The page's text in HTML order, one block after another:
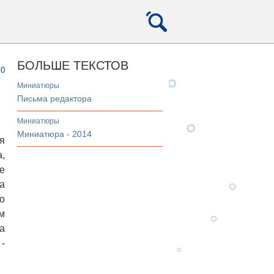
0 БОЛЬШЕ ТЕКСТОВ
миниатюры
Письма редактора
миниатюры
Миниатюра - 2014